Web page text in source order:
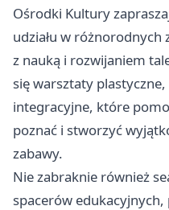
Ośrodki Kultury
udziału w różnorodnych
z nauką i rozwijaniem
się warsztaty
integracyjne, które
poznać i stworzyć
zabawy.
Nie zabraknie również
spacerów